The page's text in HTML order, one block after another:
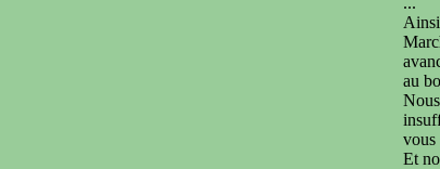
Ainsi
au
vous
Et